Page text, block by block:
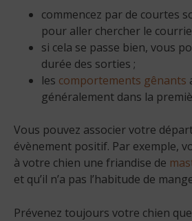
commencez par de courtes
pour aller chercher le
si cela se passe bien, vous
durée des sorties ;
les comportements gênants
généralement dans la
Vous pouvez associer votre
évènement positif. Par exemple,
à votre chien une friandise de
et qu’il n’a pas l’habitude de
Prévenez toujours votre chien